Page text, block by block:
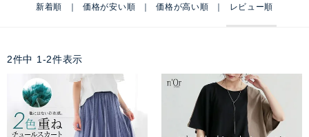
新着順 価格が安い順 価格が高い順 レビュー順
2件中 1 -2件表示